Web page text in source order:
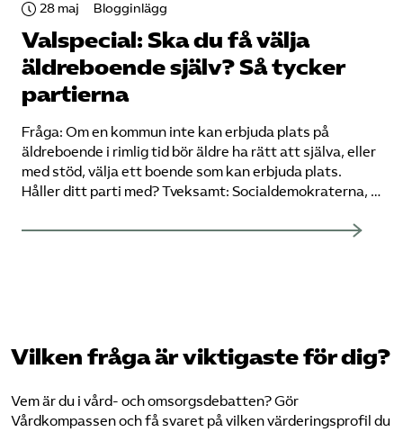
28 maj Blogginlägg
Valspecial: Ska du få välja
äldreboende själv? Så tycker
partierna
Fråga: Om en kommun inte kan erbjuda plats på
äldreboende i rimlig tid bör äldre ha rätt att själva, eller
med stöd, välja ett boende som kan erbjuda plats.
Håller ditt parti med? Tveksamt: Socialdemokraterna, …
Vilken fråga är viktigaste för dig?
Vem är du i vård- och omsorgsdebatten? Gör
Vårdkompassen och få svaret på vilken värderingsprofil du